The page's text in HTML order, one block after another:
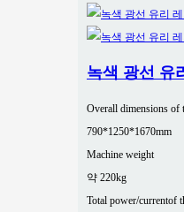
녹색 광선 유
Overall dimensions of
790*1250*1670mm
Machine weight
약 220kg
Total power/currentof